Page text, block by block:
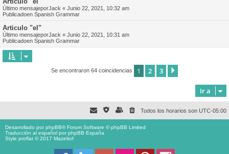
Último mensajeporJack « Junio 22, 2021, 10:32 am
Publicadoen Spanish Grammar
Articulo "el"
Último mensajeporJack « Junio 22, 2021, 10:31 am
Publicadoen Spanish Grammar
Se encontraron 64 coincidencias 1 2 3
Ir a
Todos los horarios son UTC-05:00
Desarrollado porphpBB® Forum Software © phpBB Limited
Traducción al español porphpBB España
Style proflat © 2017 Mazeltof